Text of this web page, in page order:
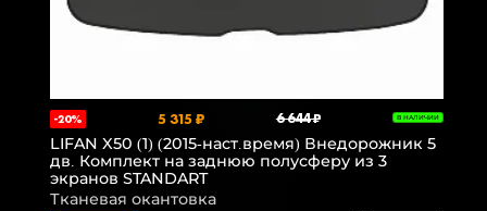
-20% 5 315 ₽ 6 644 ₽ В НАЛИЧИИ
LIFAN X50 (1) (2015-наст.время) Внедорожник 5
дв. Комплект на заднюю полусферу из 3
экранов STANDART
Тканевая окантовка